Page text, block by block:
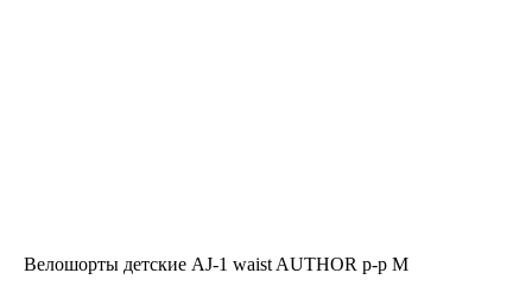
Велошорты детские AJ-1 waist AUTHOR р-р M